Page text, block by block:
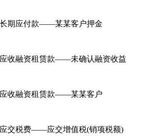
付款——某某客户押金
资租赁款——未确认融资收益
融资租赁款——某某客户
费——应交增值税(销项税额)